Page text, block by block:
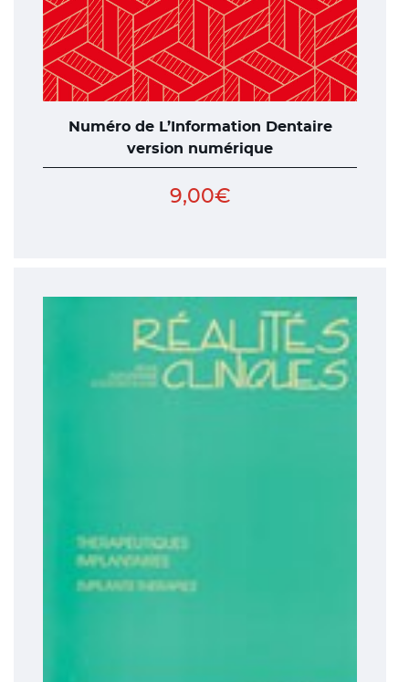
Numéro de L’Information Dentaire
version numérique
9,00€